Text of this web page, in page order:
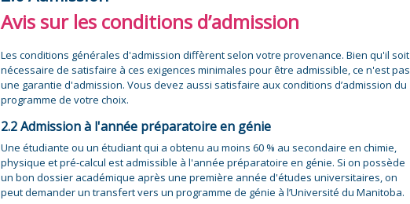
Avis sur les conditions d’admission
Les conditions générales d'admission diffèrent selon votre provenance. Bien qu'il soit
nécessaire de satisfaire à ces exigences minimales pour être admissible, ce n'est pas
une garantie d'admission. Vous devez aussi satisfaire aux conditions d’admission du
programme de votre choix.
2.2 Admission à l'année préparatoire en génie
Une étudiante ou un étudiant qui a obtenu au moins 60 % au secondaire en chimie,
physique et pré-calcul est admissible à l'année préparatoire en génie. Si on possède
un bon dossier académique après une première année d'études universitaires, on
peut demander un transfert vers un programme de génie à l’Université du Manitoba.